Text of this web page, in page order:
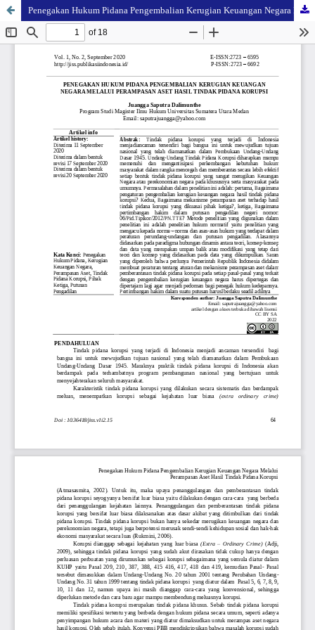
Penegakan Hukum Pidana Pengembalian Kerugian Keuangan Negara Melalui Perampasan Aset Hasil Tindak Pidana Korupsi Yang Dikuasai Pihak Ketiga